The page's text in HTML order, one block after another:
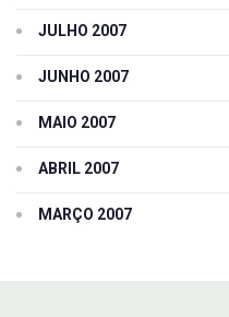
JULHO 2007
JUNHO 2007
MAIO 2007
ABRIL 2007
MARÇO 2007